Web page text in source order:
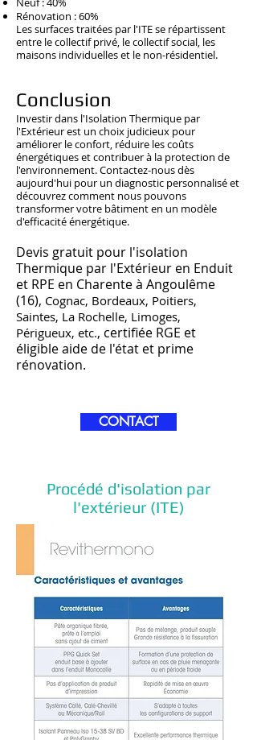
Rénovation : 60%
Les surfaces traitées par l'ITE se répartissent
entre le collectif privé, le collectif social, les
maisons individuelles et le non-résidentiel.
Conclusion
Investir dans l'Isolation Thermique par
l'Extérieur est un choix judicieux pour
améliorer le confort, réduire les coûts
énergétiques et contribuer à la protection de
l'environnement. Contactez-nous dès
aujourd'hui pour un diagnostic personnalisé et
découvrez comment nous pouvons
transformer votre bâtiment en un modèle
d'efficacité énergétique.
Devis gratuit pour l'isolation
Thermique par l'Extérieur en Enduit
et RPE en Charente à Angoulême
(16), Cognac, Bordeaux, Poitiers,
Saintes, La Rochelle, Limoges,
Périgueux, etc., certifiée RGE et
éligible aide de l'état et prime
rénovation.
CONTACT
Procédé d'isolation par
l'extérieur (ITE)